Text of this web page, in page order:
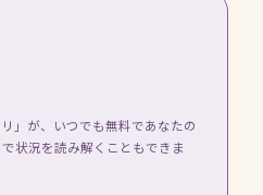
」が、いつでも無料であなたの
状況を読み解くこともできま